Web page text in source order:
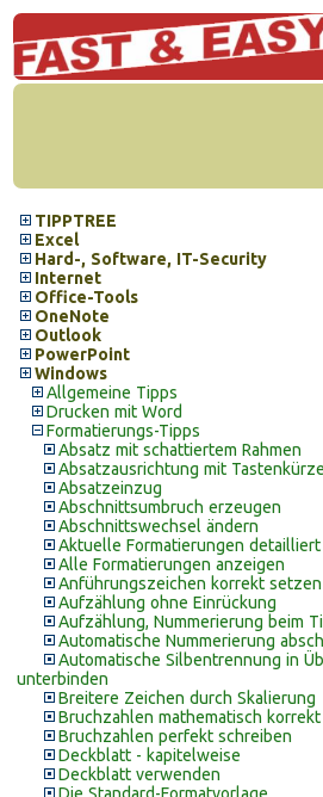
TIPPTREE
Excel
Hard-, Software, IT-Security
Internet
Office-Tools
OneNote
Outlook
PowerPoint
Windows
Allgemeine Tipps
Drucken mit Word
Formatierungs-Tipps
Absatz mit schattiertem Rahmen
Absatzausrichtung mit
Absatzeinzug
Abschnittsumbruch erzeugen
Abschnittswechsel ändern
Aktuelle Formatierungen
Alle Formatierungen anzeigen
Anführungszeichen korrekt setzen
Aufzählung ohne Einrückung
Aufzählung, Nummerierung beim
Automatische Nummerierung
Automatische Silbentrennung in
unterbinden
Breitere Zeichen durch Skalierung
Bruchzahlen mathematisch
Bruchzahlen perfekt schreiben
Deckblatt - kapitelweise
Deckblatt verwenden